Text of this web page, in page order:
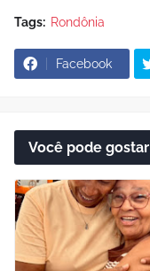
Tags: Rondônia
Facebook
Você pode gostar